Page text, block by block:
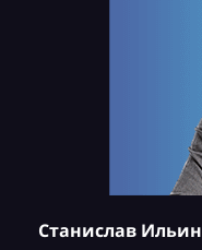
Станислав Ильин